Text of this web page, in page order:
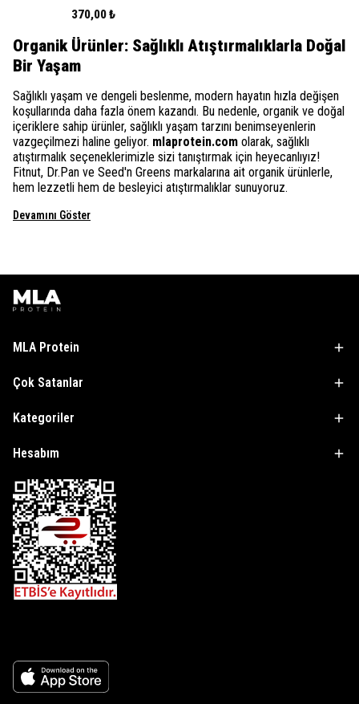
370,00 ₺
Organik Ürünler: Sağlıklı Atıştırmalıklarla Doğal
Bir Yaşam
Sağlıklı yaşam ve dengeli beslenme, modern hayatın hızla değişen
koşullarında daha fazla önem kazandı. Bu nedenle, organik ve doğal
içeriklere sahip ürünler, sağlıklı yaşam tarzını benimseyenlerin
vazgeçilmezi haline geliyor. mlaprotein.com olarak, sağlıklı
atıştırmalık seçeneklerimizle sizi tanıştırmak için heyecanlıyız!
Fitnut, Dr.Pan ve Seed'n Greens markalarına ait organik ürünlerle,
hem lezzetli hem de besleyici atıştırmalıklar sunuyoruz.
Devamını Göster
MLA Protein
Çok Satanlar
Kategoriler
Hesabım